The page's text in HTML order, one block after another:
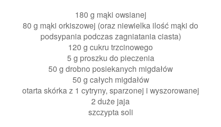
180 g mąki owsianej
80 g mąki orkiszowej (oraz niewielka ilość mąki do
podsypania podczas zagniatania ciasta)
120 g cukru trzcinowego
5 g proszku do pieczenia
50 g drobno posiekanych migdałów
50 g całych migdałów
otarta skórka z 1 cytryny, sparzonej i wyszorowanej
2 duże jaja
szczypta soli